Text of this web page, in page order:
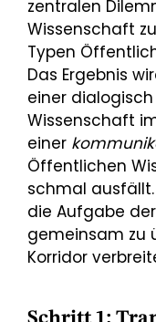
zentralen
Wissenschaft
Typen
Das Ergebnis
einer
Wissenschaft
einer
Öffentlichen
schmal
die Aufgabe
gemeinsam zu
Korridor